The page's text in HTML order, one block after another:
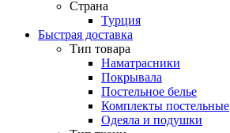
Страна
Турция
Быстрая доставка
Тип товара
Наматрасники
Покрывала
Постельное белье
Комплекты постельные
Одеяла и подушки